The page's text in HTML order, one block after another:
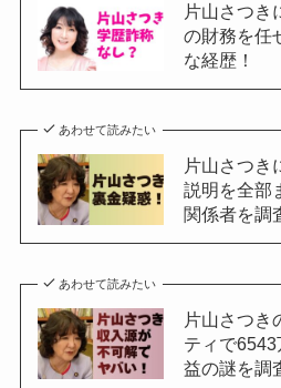
片山さつき
の財務を任
な経歴！
あわせて読みたい
片山さつき
説明を全部
関係者を調
あわせて読みたい
片山さつき
ティで
益の謎を調